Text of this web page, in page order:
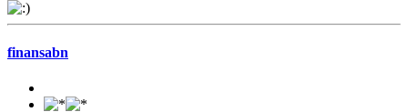
finansabn